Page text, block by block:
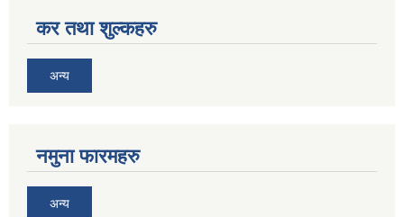
कर तथा शुल्कहरु
अन्य
नमुना फारमहरु
अन्य